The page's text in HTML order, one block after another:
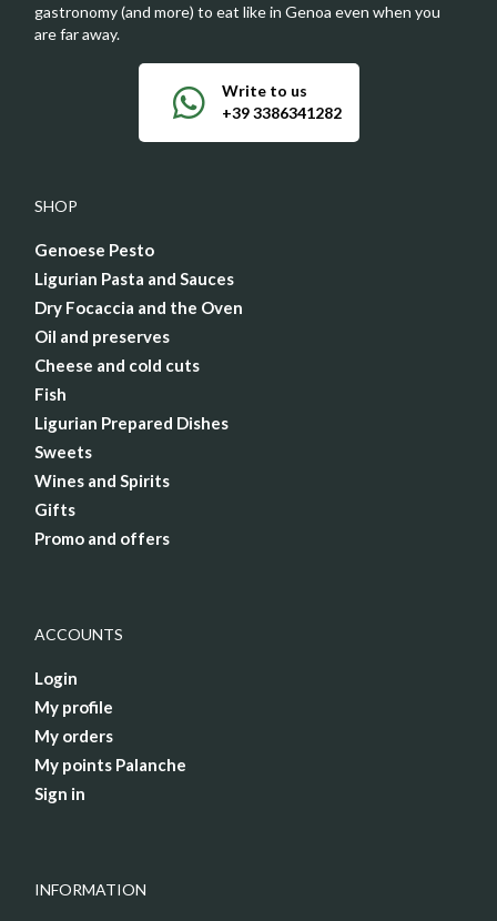
gastronomy (and more) to eat like in Genoa even when you
are far away.
Write to us
+39 3386341282
SHOP
Genoese Pesto
Ligurian Pasta and Sauces
Dry Focaccia and the Oven
Oil and preserves
Cheese and cold cuts
Fish
Ligurian Prepared Dishes
Sweets
Wines and Spirits
Gifts
Promo and offers
ACCOUNTS
Login
My profile
My orders
My points Palanche
Sign in
INFORMATION